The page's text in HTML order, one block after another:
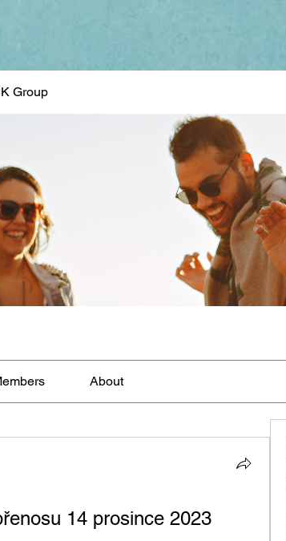
Group
About
14 prosince 2023